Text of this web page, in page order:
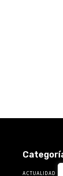
ACTUALIDAD